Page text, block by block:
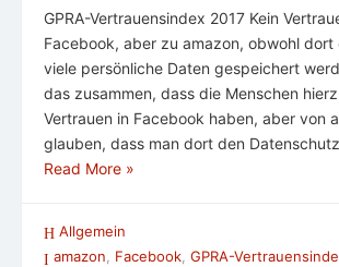
GPRA-Vertrauensindex 2017 Kein
Facebook, aber zu amazon, obwohl dort
viele persönliche Daten gespeichert
das zusammen, dass die Menschen
Vertrauen in Facebook haben, aber von
glauben, dass man dort den
Read More »
Allgemein
amazon, Facebook, GPRA-